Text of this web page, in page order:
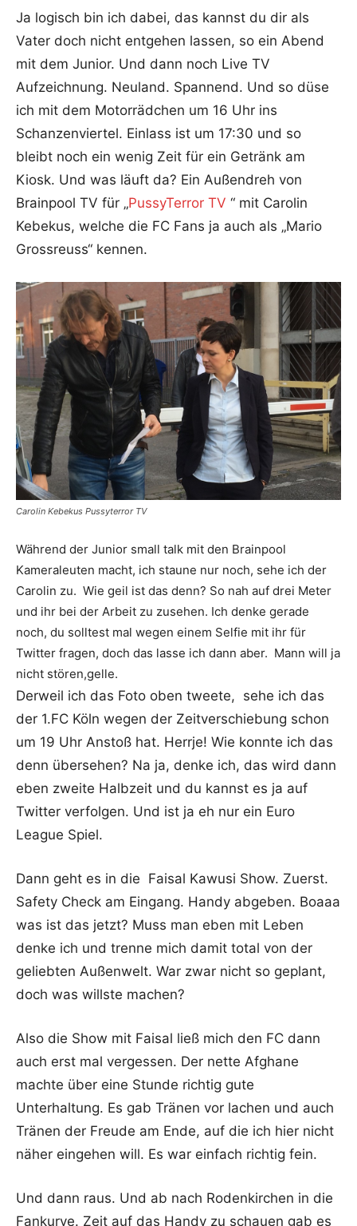
Ja logisch bin ich dabei, das kannst du dir als
Vater doch nicht entgehen lassen, so ein Abend
mit dem Junior. Und dann noch Live TV
Aufzeichnung. Neuland. Spannend. Und so düse
ich mit dem Motorrädchen um 16 Uhr ins
Schanzenviertel. Einlass ist um 17:30 und so
bleibt noch ein wenig Zeit für ein Getränk am
Kiosk. Und was läuft da? Ein Außendreh von
Brainpool TV für „PussyTerror TV “ mit Carolin
Kebekus, welche die FC Fans ja auch als „Mario
Grossreuss“ kennen.
Carolin Kebekus Pussyterror TV
Während der Junior small talk mit den Brainpool
Kameraleuten macht, ich staune nur noch, sehe ich der
Carolin zu. Wie geil ist das denn? So nah auf drei Meter
und ihr bei der Arbeit zu zusehen. Ich denke gerade
noch, du solltest mal wegen einem Selfie mit ihr für
Twitter fragen, doch das lasse ich dann aber. Mann will ja
nicht stören,gelle.
Derweil ich das Foto oben tweete, sehe ich das
der 1.FC Köln wegen der Zeitverschiebung schon
um 19 Uhr Anstoß hat. Herrje! Wie konnte ich das
denn übersehen? Na ja, denke ich, das wird dann
eben zweite Halbzeit und du kannst es ja auf
Twitter verfolgen. Und ist ja eh nur ein Euro
League Spiel.
Dann geht es in die Faisal Kawusi Show. Zuerst.
Safety Check am Eingang. Handy abgeben. Boaaa
was ist das jetzt? Muss man eben mit Leben
denke ich und trenne mich damit total von der
geliebten Außenwelt. War zwar nicht so geplant,
doch was willste machen?
Also die Show mit Faisal ließ mich den FC dann
auch erst mal vergessen. Der nette Afghane
machte über eine Stunde richtig gute
Unterhaltung. Es gab Tränen vor lachen und auch
Tränen der Freude am Ende, auf die ich hier nicht
näher eingehen will. Es war einfach richtig fein.
Und dann raus. Und ab nach Rodenkirchen in die
Fankurve. Zeit auf das Handy zu schauen gab es